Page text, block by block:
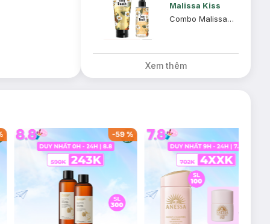
Malissa Kiss
Combo Malissa Kiss Dưỡng Thể & Xịt Thơm Cozy Beach
Xem thêm
-59%